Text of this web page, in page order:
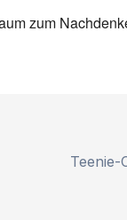
zum
Teenie-